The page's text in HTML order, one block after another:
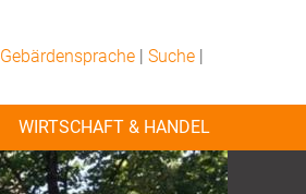
Gebärdensprache | Suche|
WIRTSCHAFT & HANDEL